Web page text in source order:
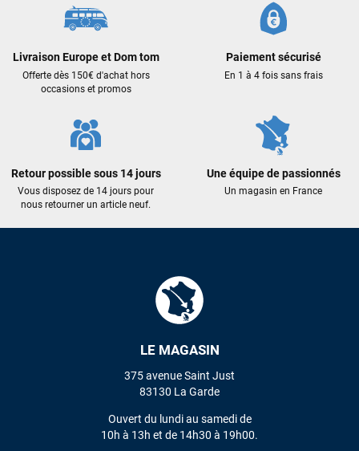
Livraison Europe et Dom tom
Offerte dès 150€ d'achat hors
occasions et promos
Paiement sécurisé
En 1 à 4 fois sans frais
Retour possible sous 14 jours
Vous disposez de 14 jours pour
nous retourner un article neuf.
Une équipe de passionnés
Un magasin en France
LE MAGASIN
375 avenue Saint Just
83130 La Garde
Ouvert du lundi au samedi de
10h à 13h et de 14h30 à 19h00.
Excellent conseil excellent prix et en plus super sympas. Merci
encore pour cette severne dyno !
Maronui RICHMOND
il y a 3 mois
L'envoi a été rapide. La voile est arrivée en super état.
Mauruuru roa.
VOIR TOUS LES AVIS